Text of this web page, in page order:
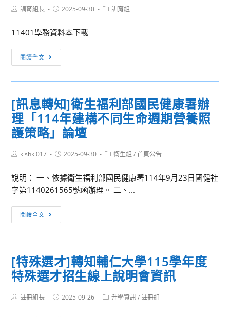
理
師
或
符
教
育
部
於
114
5
月
教
人
(二)
字
1140041480A
號
期
學
計
Post訓育組長
Post2025-09-30
Post訓育組
11401學務資料本下載
閱讀全文
1
學
資
料
本
[訊息轉知]衛生福利部國民健康署辦
理「114年建構不同生命週期營養照
護策略」論壇
Postklshkl017
Post2025-09-30
Post衛生組 / 首頁公告
說明： 一、依據衛生福利部國民健康署114年9月23日國健社
字第1140261565號函辦理。 二、...
閱讀全文
息
轉
衛
生
利
[特殊選才]轉知輔仁大學115學年度
特殊選才招生線上說明會資訊
Post註冊組長
Post2025-09-26
Post升學資訊 / 註冊組